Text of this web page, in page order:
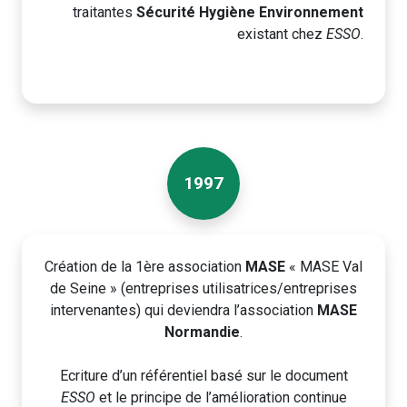
traitantes Sécurité Hygiène Environnement
existant chez ESSO.
1997
Création de la 1ère association MASE « MASE Val
de Seine » (entreprises utilisatrices/entreprises
intervenantes) qui deviendra l’association MASE
Normandie.
Ecriture d’un référentiel basé sur le document
ESSO et le principe de l’amélioration continue